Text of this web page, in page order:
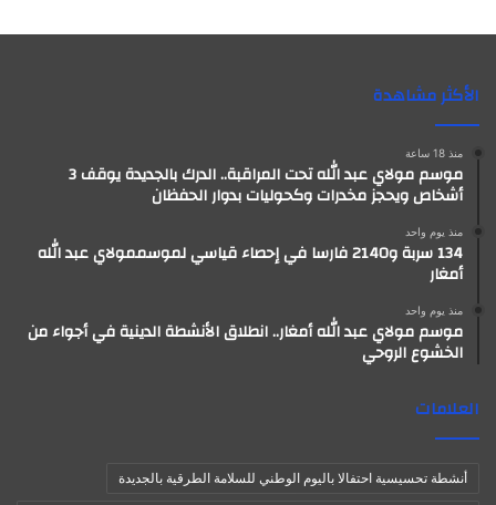
الأكثر مشاهدة
منذ 18 ساعة
موسم مولاي عبد الله تحت المراقبة.. الدرك بالجديدة يوقف 3
أشخاص ويحجز مخدرات وكحوليات بدوار الحفظان
منذ يوم واحد
134 سربة و2140 فارسا في إحصاء قياسي لموسممولاي عبد الله
أمغار
منذ يوم واحد
موسم مولاي عبد الله أمغار.. انطلاق الأنشطة الدينية في أجواء من
الخشوع الروحي
العلامات
أنشطة تحسيسية احتفالا باليوم الوطني للسلامة الطرقية بالجديدة